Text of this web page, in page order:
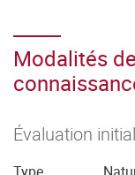
Modalités
Évaluation